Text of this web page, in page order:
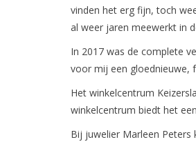
vinden het erg fijn, toch
al weer jaren meewerkt in
In 2017 was de complete
voor mij een gloednieuwe,
Het winkelcentrum
winkelcentrum biedt het
Bij juwelier Marleen